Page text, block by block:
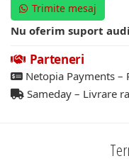
Trimite mesaj
Nu oferim suport
Parteneri
Netopia Payments
Sameday – Livrare